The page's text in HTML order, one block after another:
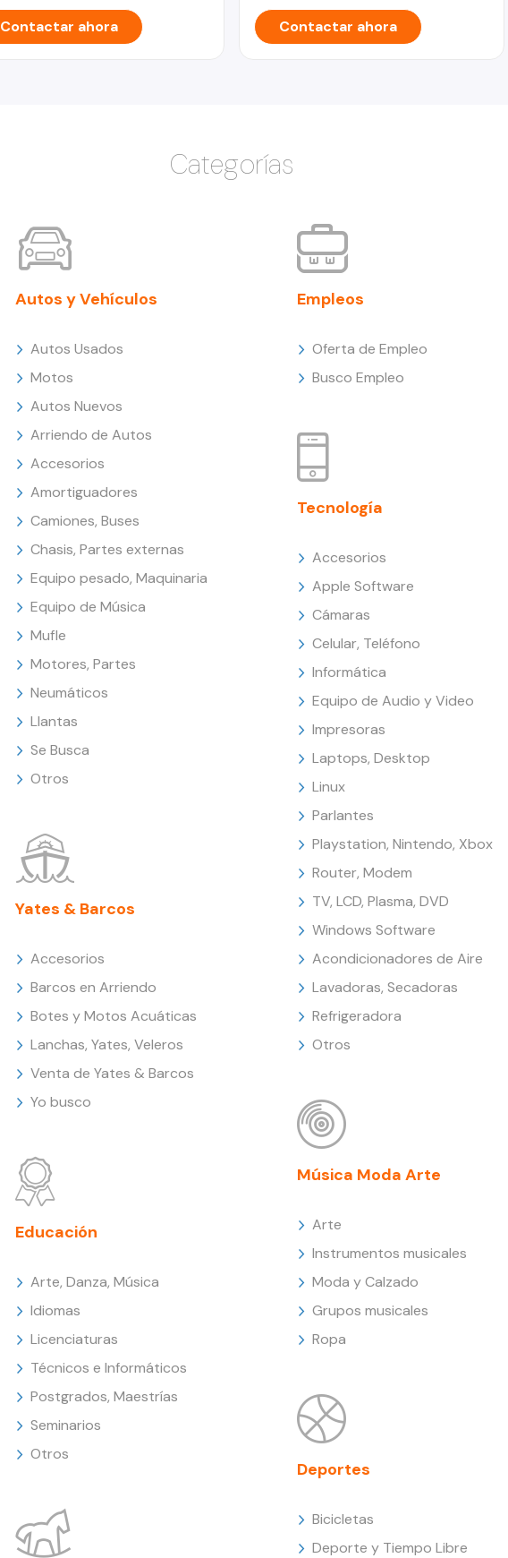
Contactar ahora Contactar ahora
Categorías
Autos y Vehículos
Autos Usados
Motos
Autos Nuevos
Arriendo de Autos
Accesorios
Amortiguadores
Camiones, Buses
Chasis, Partes externas
Equipo pesado, Maquinaria
Equipo de Música
Mufle
Motores, Partes
Neumáticos
Llantas
Se Busca
Otros
Yates & Barcos
Accesorios
Barcos en Arriendo
Botes y Motos Acuáticas
Lanchas, Yates, Veleros
Venta de Yates & Barcos
Yo busco
Educación
Arte, Danza, Música
Idiomas
Licenciaturas
Técnicos e Informáticos
Postgrados, Maestrías
Seminarios
Otros
Empleos
Oferta de Empleo
Busco Empleo
Tecnología
Accesorios
Apple Software
Cámaras
Celular, Teléfono
Informática
Equipo de Audio y Video
Impresoras
Laptops, Desktop
Linux
Parlantes
Playstation, Nintendo, Xbox
Router, Modem
TV, LCD, Plasma, DVD
Windows Software
Acondicionadores de Aire
Lavadoras, Secadoras
Refrigeradora
Otros
Música Moda Arte
Arte
Instrumentos musicales
Moda y Calzado
Grupos musicales
Ropa
Deportes
Bicicletas
Deporte y Tiempo Libre